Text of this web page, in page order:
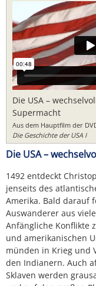
Die USA –
Supermacht
Aus dem Hauptfilm der
Die Geschichte der USA I
Die USA –
1492 entdeckt
jenseits des
Amerika. Bald darauf
Auswanderer aus
Anfängliche Konflikte
und amerikanischen
münden in Krieg und
den Indianern. Auch
Sklaven werden